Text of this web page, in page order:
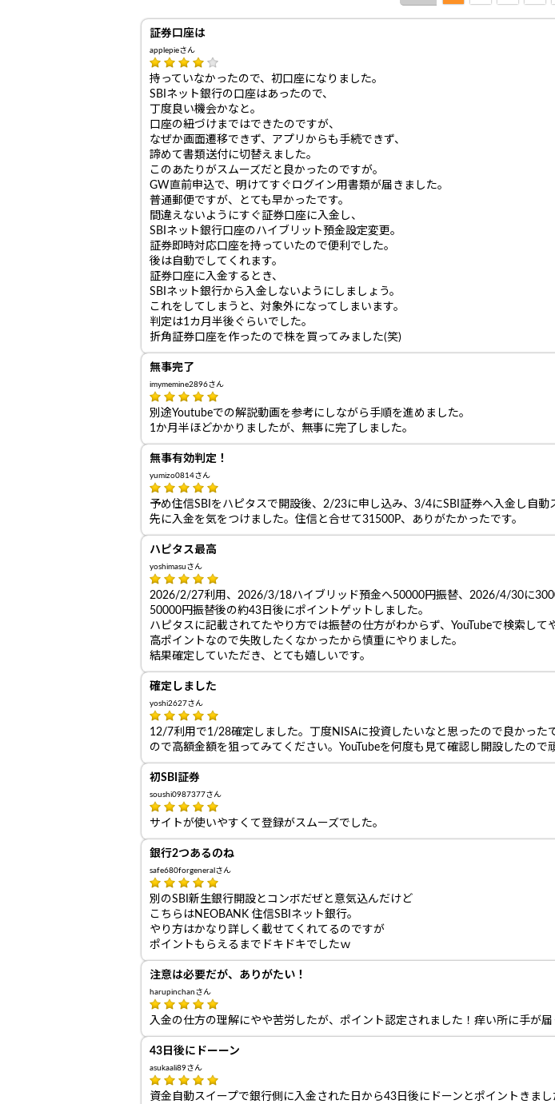
証券口座は
applepieさん
持っていなかったので、初口座になりました。
SBIネット銀行の口座はあったので、
丁度良い機会かなと。
口座の紐づけまではできたのですが、
なぜか画面遷移できず、アプリからも手続できず、
諦めて書類送付に切替えました。
このあたりがスムーズだと良かったのですが。
GW直前申込で、明けてすぐログイン用書類が届きました。
普通郵便ですが、とても早かったです。
間違えないようにすぐ証券口座に入金し、
SBIネット銀行口座のハイブリット預金設定変更。
証券即時対応口座を持っていたので便利でした。
後は自動でしてくれます。
証券口座に入金するとき、
SBIネット銀行から入金しないようにしましょう。
これをしてしまうと、対象外になってしまいます。
判定は1カ月半後ぐらいでした。
折角証券口座を作ったので株を買ってみました(笑)
無事完了
imymemine2896さん
別途Youtubeでの解説動画を参考にしながら手順を進めました。
1か月半ほどかかりましたが、無事に完了しました。
無事有効判定！
yumizo0814さん
予め住信SBIをハピタスで開設後、2/23に申し込み、3/4にSBI証券へ入金し自
先に入金を気をつけました。住信と合せて31500P、ありがたかったです。
ハピタス最高
yoshimasuさん
2026/2/27利用、2026/3/18ハイブリッド預金へ50000円振替、2026/4/30に
50000円振替後の約43日後にポイントゲットしました。
ハピタスに記載されてたやり方では振替の仕方がわからず、YouTubeで検索して
高ポイントなので失敗したくなかったから慎重にやりました。
結果確定していただき、とても嬉しいです。
確定しました
yoshi2627さん
12/7利用で1/28確定しました。丁度NISAに投資したいなと思ったので良かっ
ので高額金額を狙ってみてください。YouTubeを何度も見て確認し開設したので
初SBI証券
soushi0987377さん
サイトが使いやすくて登録がスムーズでした。
銀行2つあるのね
safe680forgeneralさん
別のSBI新生銀行開設とコンボだぜと意気込んだけど
こちらはNEOBANK 住信SBIネット銀行。
やり方はかなり詳しく載せてくれてるのですが
ポイントもらえるまでドキドキでしたｗ
注意は必要だが、ありがたい！
harupinchanさん
入金の仕方の理解にやや苦労したが、ポイント認定されました！痒い所に手が届
43日後にドーーン
asukaali89さん
資金自動スイープで銀行側に入金された日から43日後にドーンとポイントきま